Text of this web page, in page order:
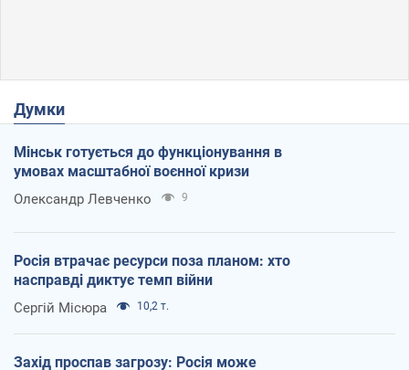
Думки
Мінськ готується до функціонування в
умовах масштабної воєнної кризи
Олександр Левченко 9
Росія втрачає ресурси поза планом: хто
насправді диктує темп війни
Сергій Місюра 10,2 т.
Захід проспав загрозу: Росія може